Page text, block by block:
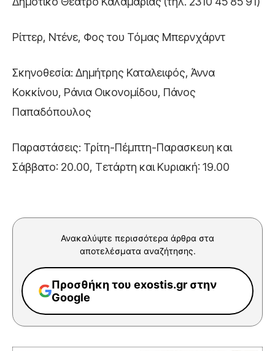
Ρίττερ, Ντένε, Φος του Τόμας Μπερνχάρντ
Σκηνοθεσία: Δημήτρης Καταλειφός, Άννα
Κοκκίνου, Ράνια Οικονομίδου, Πάνος
Παπαδόπουλος
Παραστάσεις: Τρίτη-Πέμπτη-Παρασκευη και
Σάββατο: 20.00, Τετάρτη και Κυριακή: 19.00
Ανακαλύψτε περισσότερα άρθρα στα
αποτελέσματα αναζήτησης.
Προσθήκη του exostis.gr στην
Google